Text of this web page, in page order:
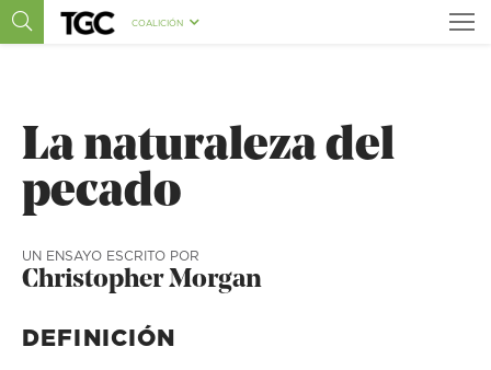
COALICIÓN
La naturaleza del
pecado
UN ENSAYO ESCRITO POR
Christopher Morgan
DEFINICIÓN